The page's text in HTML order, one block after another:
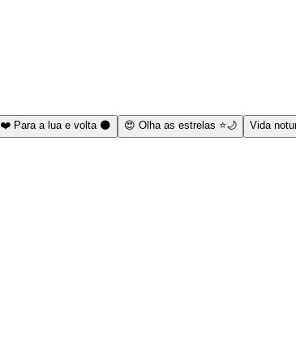
❤️ Para a lua e volta 🌑 😍 Olha as estrelas ⭐🌙 Vida